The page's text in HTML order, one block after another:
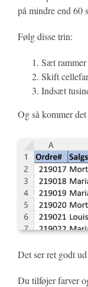
på mindre end
Følg disse trin:
Sæt
Skift
Indsæt
Og så kommer
Det ser ret godt
Du tilføjer farver